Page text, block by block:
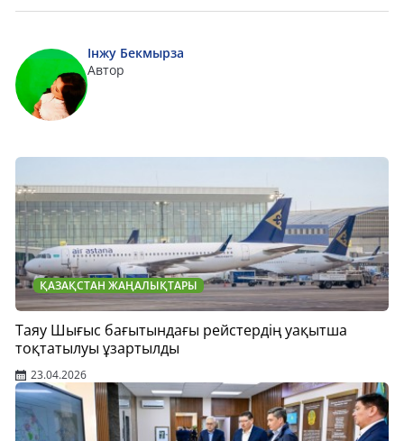
Інжу Бекмырза
Автор
ҚАЗАҚСТАН ЖАҢАЛЫҚТАРЫ
Таяу Шығыс бағытындағы рейстердің уақытша
тоқтатылуы ұзартылды
23.04.2026